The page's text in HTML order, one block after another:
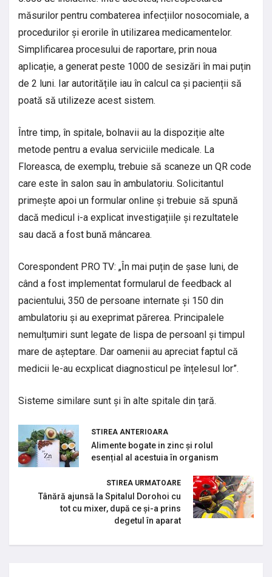
măsurilor pentru combaterea infecțiilor nosocomiale, a
procedurilor și erorile în utilizarea medicamentelor.
Simplificarea procesului de raportare, prin noua
aplicație, a generat peste 1000 de sesizări în mai puțin
de 2 luni. Iar autoritățile iau în calcul ca și pacienții să
poată să utilizeze acest sistem.
Între timp, în spitale, bolnavii au la dispoziție alte
metode pentru a evalua serviciile medicale. La
Floreasca, de exemplu, trebuie să scaneze un QR code
care este în salon sau în ambulatoriu. Solicitantul
primește apoi un formular online și trebuie să spună
dacă medicul i-a explicat investigațiile și rezultatele
sau dacă a fost bună mâncarea.
Corespondent PRO TV: „În mai puțin de șase luni, de
când a fost implementat formularul de feedback al
pacientului, 350 de persoane internate și 150 din
ambulatoriu și au exeprimat părerea. Principalele
nemulțumiri sunt legate de lispa de persoanl și timpul
mare de așteptare. Dar oamenii au apreciat faptul că
medicii le-au ecxplicat diagnosticul pe înțelesul lor”.
Sisteme similare sunt și în alte spitale din țară.
STIREA ANTERIOARA
Alimente bogate in zinc și rolul
esențial al acestuia în organism
STIREA URMATOARE
Tânără ajunsă la Spitalul Dorohoi cu
tot cu mixer, după ce și-a prins
degetul în aparat